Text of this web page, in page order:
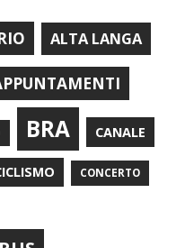
ALTA LANGA
BRA CANALE
CONCERTO